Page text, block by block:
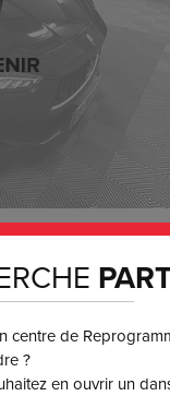
3 ou 4x
SANS FRAIS
DE COUPLE
centre de
?
en ouvrir un